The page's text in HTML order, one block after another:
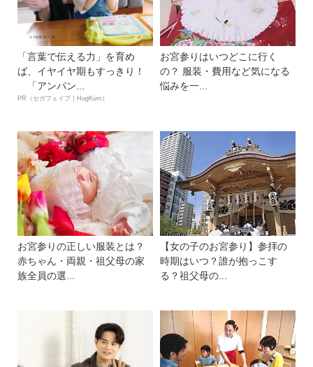
「言葉で伝える力」を育め
ば、イヤイヤ期もすっきり！
「アンパン...
PR（セガフェイブ｜HugKum）
お宮参りはいつどこに行く
の？ 服装・費用など気になる
悩みを一...
お宮参りの正しい服装とは？
赤ちゃん・両親・祖父母の家
族全員の選...
【女の子のお宮参り】参拝の
時期はいつ？誰が抱っこす
る？祖父母の...